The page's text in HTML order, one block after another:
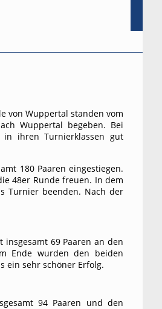
von Wuppertal standen vom
Wuppertal begeben. Bei
ihren Turnierklassen gut
180 Paaren eingestiegen.
48er Runde freuen. In dem
Turnier beenden. Nach der
insgesamt 69 Paaren an den
Ende wurden den beiden
ein sehr schöner Erfolg.
94 Paaren und den